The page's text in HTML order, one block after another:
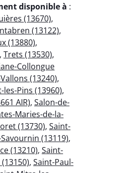
disponible à :
(13670),
(13122),
(13880),
, Trets (13530),
Collongue
(13240),
les-Pins (13960),
AIR), Salon-de-
Maries-de-la-
(13730), Saint-
(13119),
(13210), Saint-
, Saint-Paul-